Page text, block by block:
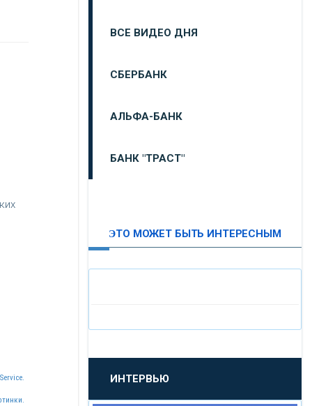
ВСЕ ВИДЕО ДНЯ
СБЕРБАНК
АЛЬФА-БАНК
БАНК "ТРАСТ"
«ПРОМСВЯЗЬБАНК»
ЭТО МОЖЕТ БЫТЬ ИНТЕРЕСНЫМ
ИНТЕРВЬЮ